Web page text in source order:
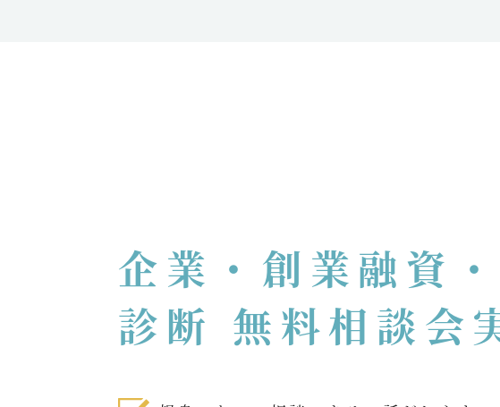
企業・創業融資
診断 無料相談会